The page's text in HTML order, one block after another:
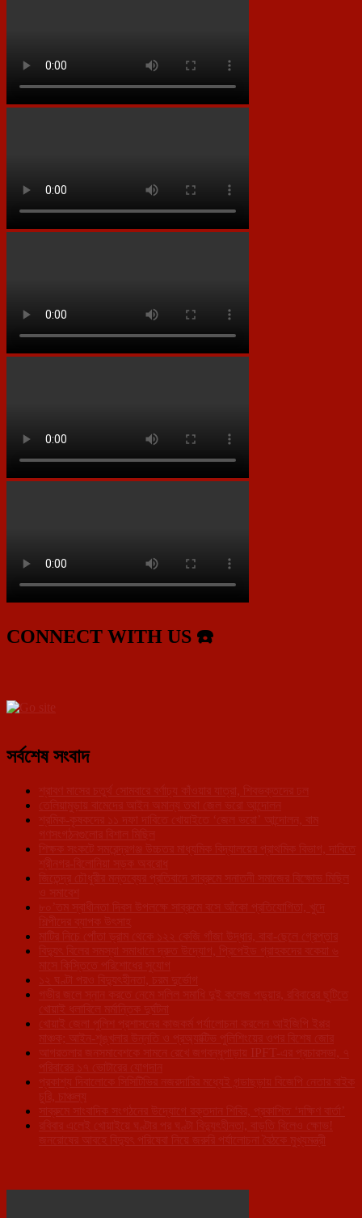
CONNECT WITH US ☎️
সর্বশেষ সংবাদ
শ্রাবণ মাসের চতুর্থ সোমবারে বর্ণাঢ্য কাঁওয়ার যাত্রা, শিবভক্তদের ঢল
তেলিয়ামুড়ায় বামেদের আইন অমান্য তথা জেল ভরো আন্দোলন
শ্রমিক-কৃষকদের ১১ দফা দাবিতে খোয়াইতে ‘জেল ভরো’ আন্দোলন, বাম
গণসংগঠনগুলোর বিশাল মিছিল
শিক্ষক সংকটে সমরেন্দ্রগঞ্জ উচ্চতর মাধ্যমিক বিদ্যালয়ের প্রাথমিক বিভাগ, দাবিতে
শ্রীনগর-বিলোনিয়া সড়ক অবরোধ
জিতেন্দ্র চৌধুরীর মন্তব্যের প্রতিবাদে সাব্রুমে সনাতনী সমাজের বিক্ষোভ মিছিল
ও সমাবেশ
৮০’তম স্বাধীনতা দিবস উপলক্ষে সাব্রুমে বসে আঁকো প্রতিযোগিতা, খুদে
শিল্পীদের ব্যাপক উৎসাহ
মাটির নিচে পোঁতা ড্রাম থেকে ১২২ কেজি গাঁজা উদ্ধার, বাবা-ছেলে গ্রেপ্তার
বিদ্যুৎ বিলের সমস্যা সমাধানে দ্রুত উদ্যোগ, প্রিপেইড গ্রাহকদের বকেয়া ৬
মাসে কিস্তিতে পরিশোধের সুযোগ
১২ ঘণ্টা পরও বিদ্যুৎহীনতা, চরম দুর্ভোগ
গভীর জলে স্নান করতে নেমে সলিল সমাধি দুই কলেজ পড়ুয়ার, রবিবারের ছুটিতে
খোয়াই ধলাবিলে মর্মান্তিক দুর্ঘটনা
খোয়াই জেলা পুলিশ প্রশাসনের কাজকর্ম পর্যালোচনা করলেন আইজিপি ইপ্পর
মাঞ্চক; আইন-শৃঙ্খলার উন্নতি ও প্রঅ্যাক্টিভ পুলিশিংয়ের ওপর বিশেষ জোর
আগরতলার জনসমাবেশকে সামনে রেখে জগবন্ধুপাড়ায় IPFT-এর প্রচারসভা, ৭
পরিবারের ১৭ ভোটারের যোগদান
প্রকাশ্য দিবালোকে সিসিটিভির নজরদারির মধ্যেই গন্ডাছড়ায় বিজেপি নেতার বাইক
চুরি, চাঞ্চল্য
সাব্রুমে সাংবাদিক সংগঠনের উদ্যোগে রক্তদান শিবির, প্রকাশিত ‘দক্ষিণ বার্তা’
রবিবার এলেই খোয়াইয়ে ঘণ্টার পর ঘণ্টা বিদ্যুৎহীনতা, বাড়তি বিলেও ক্ষোভ!
জনরোষের আবহে বিদ্যুৎ পরিষেবা নিয়ে জরুরি পর্যালোচনা বৈঠকে মুখ্যমন্ত্রী